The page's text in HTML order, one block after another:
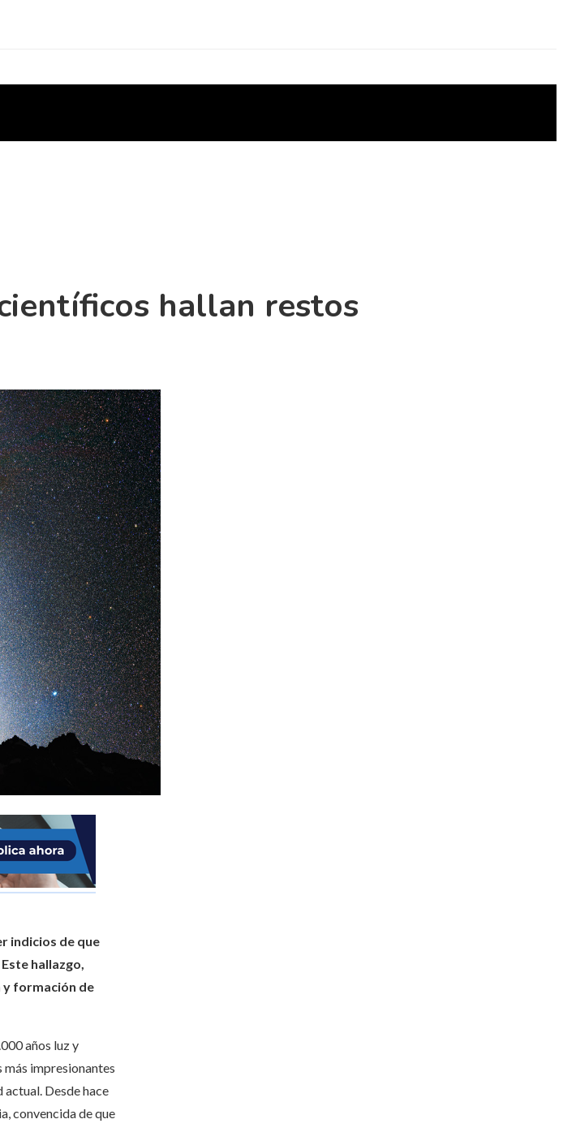
hallan restos
indicios de que
hallazgo,
y formación de
años luz y
más impresionantes
Desde hace
convencida de que